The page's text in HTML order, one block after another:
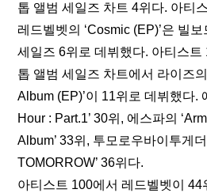
톱 앨범 세일즈 차트 4위다. 아티
레드벨벳의 ‘Cosmic (EP)’은 빌
세일즈 6위로 데뷔했다. 아티스트
톱 앨범 세일즈 차트에서 라이즈
Album (EP)’이 11위로 데뷔했다.
Hour : Part.1’ 30위, 에스파의
Album’ 33위, 투모로우바이투게
TOMORROW’ 36위다.
아티스트 100에서 레드벨벳이